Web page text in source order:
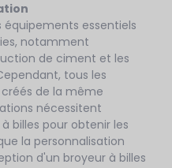
équipements essentiels
notamment
de ciment et les
tous les
de la même
nécessitent
billes pour obtenir les
la personnalisation
d'un broyeur à billes